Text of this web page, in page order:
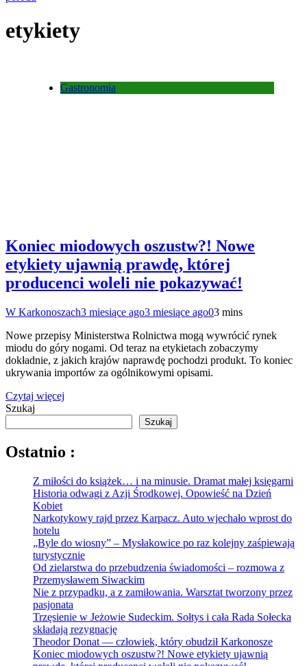
etykiety
Gastronomia
Koniec miodowych oszustw?! Nowe
etykiety ujawnią prawdę, której
producenci woleli nie pokazywać!
W Karkonoszach3 miesiące ago3 miesiące ago03 mins
Nowe przepisy Ministerstwa Rolnictwa mogą wywrócić rynek
miodu do góry nogami. Od teraz na etykietach zobaczymy
dokładnie, z jakich krajów naprawdę pochodzi produkt. To koniec
ukrywania importów za ogólnikowymi opisami.
Czytaj więcej
Szukaj
Szukaj
Ostatnio :
Z miłości do książek… i na minusie. Dramat małej księgarni
Historia odwagi z Azji Środkowej. Opowieść na Dzień
Kobiet
Narkotykowy rajd przez Karpacz. Auto wjechało wprost do
hotelu
„Byle do wiosny” – Mysłakowice po raz kolejny zaśpiewają
turystycznie
Od zielarstwa do przebudzenia świadomości – rozmowa z
Przemysławem Siwackim
Nie z przypadku, a z zamiłowania. Warsztat tworzony przez
pasjonata
Trzęsienie w Jeżowie Sudeckim. Sołtys i cała Rada Sołecka
składają rezygnację
Theodor Donat — człowiek, który obudził Karkonosze
Koniec miodowych oszustw?! Nowe etykiety ujawnią